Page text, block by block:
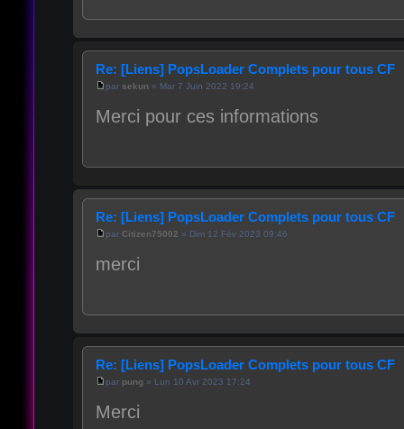
Re: [Liens] PopsLoader Complets pour tous CF
par sekun » Mar 7 Juin 2022 19:24
Merci pour ces informations
Re: [Liens] PopsLoader Complets pour tous CF
par Citizen75002 » Dim 12 Fév 2023 09:46
merci
Re: [Liens] PopsLoader Complets pour tous CF
par pung » Lun 10 Avr 2023 17:24
Merci